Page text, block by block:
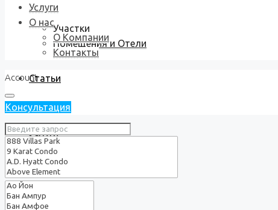
Участки
Помещения и Отели
Статьи
Услуги
О нас
Услуги
О нас
О Компании
Контакты
Account
Консультация